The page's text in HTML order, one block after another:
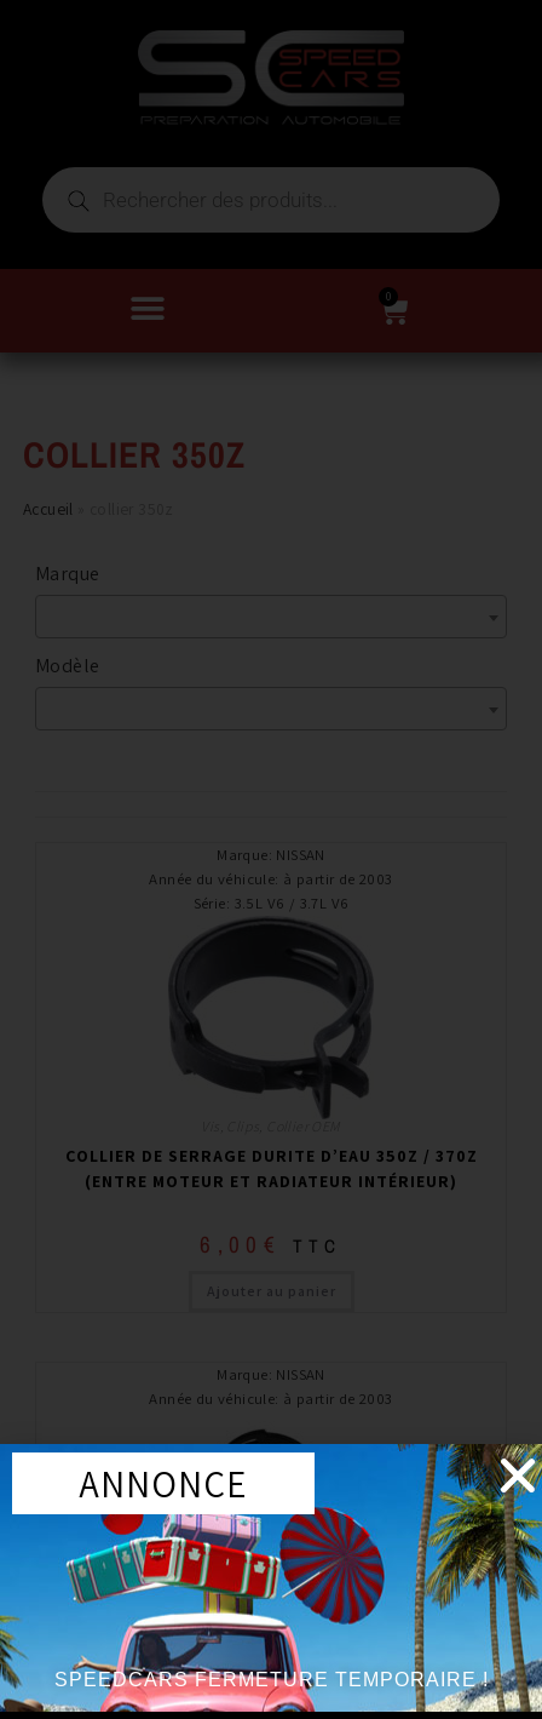
0
COLLIER 350Z
Accueil
Marque
Modèle
Marque: NISSAN
Année du véhicule: à partir de 2003
Série: 3.5L V6 / 3.7L V6
COLLIER DE SERRAGE DURITE D’EAU 350Z / 370Z
(ENTRE MOTEUR ET RADIATEUR INTÉRIEUR)
6,00 € TTC
Ajouter au panier
Marque: NISSAN
Année du véhicule: à partir de 2003
Vis, Clips, Collier OEM
COLLIER DE SERRAGE DURITE D’EAU 350Z / 370Z
(RADIATEUR)
5,00€ TTC
ANNONCE
SPEEDCARS FERMETURE TEMPORAIRE !